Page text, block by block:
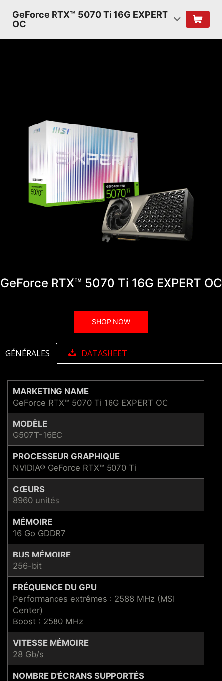
GeForce RTX™ 5070 Ti 16G EXPERT
OC
GeForce RTX™ 5070 Ti 16G EXPERT OC
SHOP NOW
GÉNÉRALES DATASHEET
MARKETING NAME
GeForce RTX™ 5070 Ti 16G EXPERT OC
MODÈLE
G507T-16EC
PROCESSEUR GRAPHIQUE
NVIDIA® GeForce RTX™ 5070 Ti
CŒURS
8960 unités
MÉMOIRE
16 Go GDDR7
BUS MÉMOIRE
256-bit
FRÉQUENCE DU GPU
Performances extrêmes : 2588 MHz (MSI
Center)
Boost : 2580 MHz
VITESSE MÉMOIRE
28 Gb/s
NOMBRE D'ÉCRANS SUPPORTÉS